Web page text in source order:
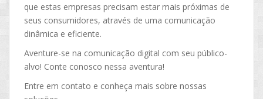
que estas empresas precisam estar mais próximas de
seus consumidores, através de uma comunicação
dinâmica e eficiente.
Aventure-se na comunicação digital com seu público-
alvo! Conte conosco nessa aventura!
Entre em contato e conheça mais sobre nossas